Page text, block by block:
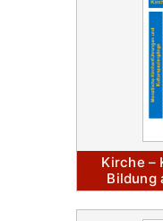
Kirche –
Bildung